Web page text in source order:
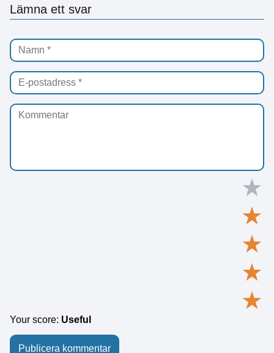
Lämna ett svar
★
★
★
★
★
Your score: Useful